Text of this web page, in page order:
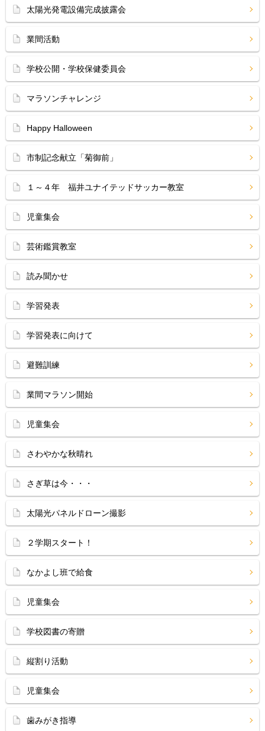
太陽光発電設備完成披露会
業間活動
学校公開・学校保健委員会
マラソンチャレンジ
Happy Halloween
市制記念献立「菊御前」
１～４年 福井ユナイテッドサッカー教室
児童集会
芸術鑑賞教室
読み聞かせ
学習発表
学習発表に向けて
避難訓練
業間マラソン開始
児童集会
さわやかな秋晴れ
さぎ草は今・・・
太陽光パネルドローン撮影
２学期スタート！
なかよし班で給食
児童集会
学校図書の寄贈
縦割り活動
児童集会
歯みがき指導